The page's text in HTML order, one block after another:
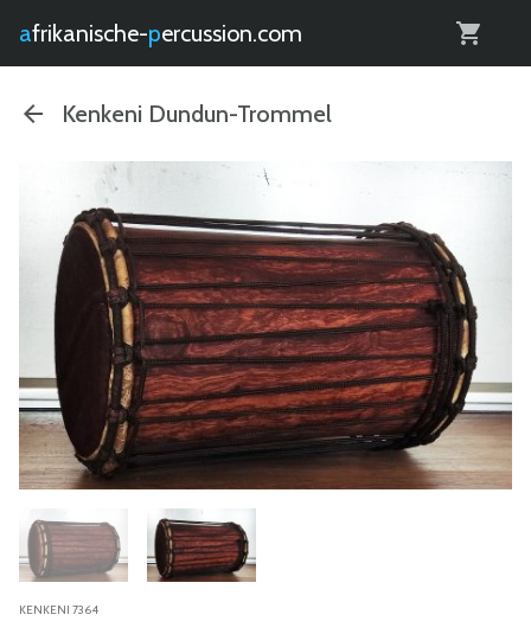
afrikanische- percussion.com
Kenkeni Dundun-Trommel
KENKENI 7364